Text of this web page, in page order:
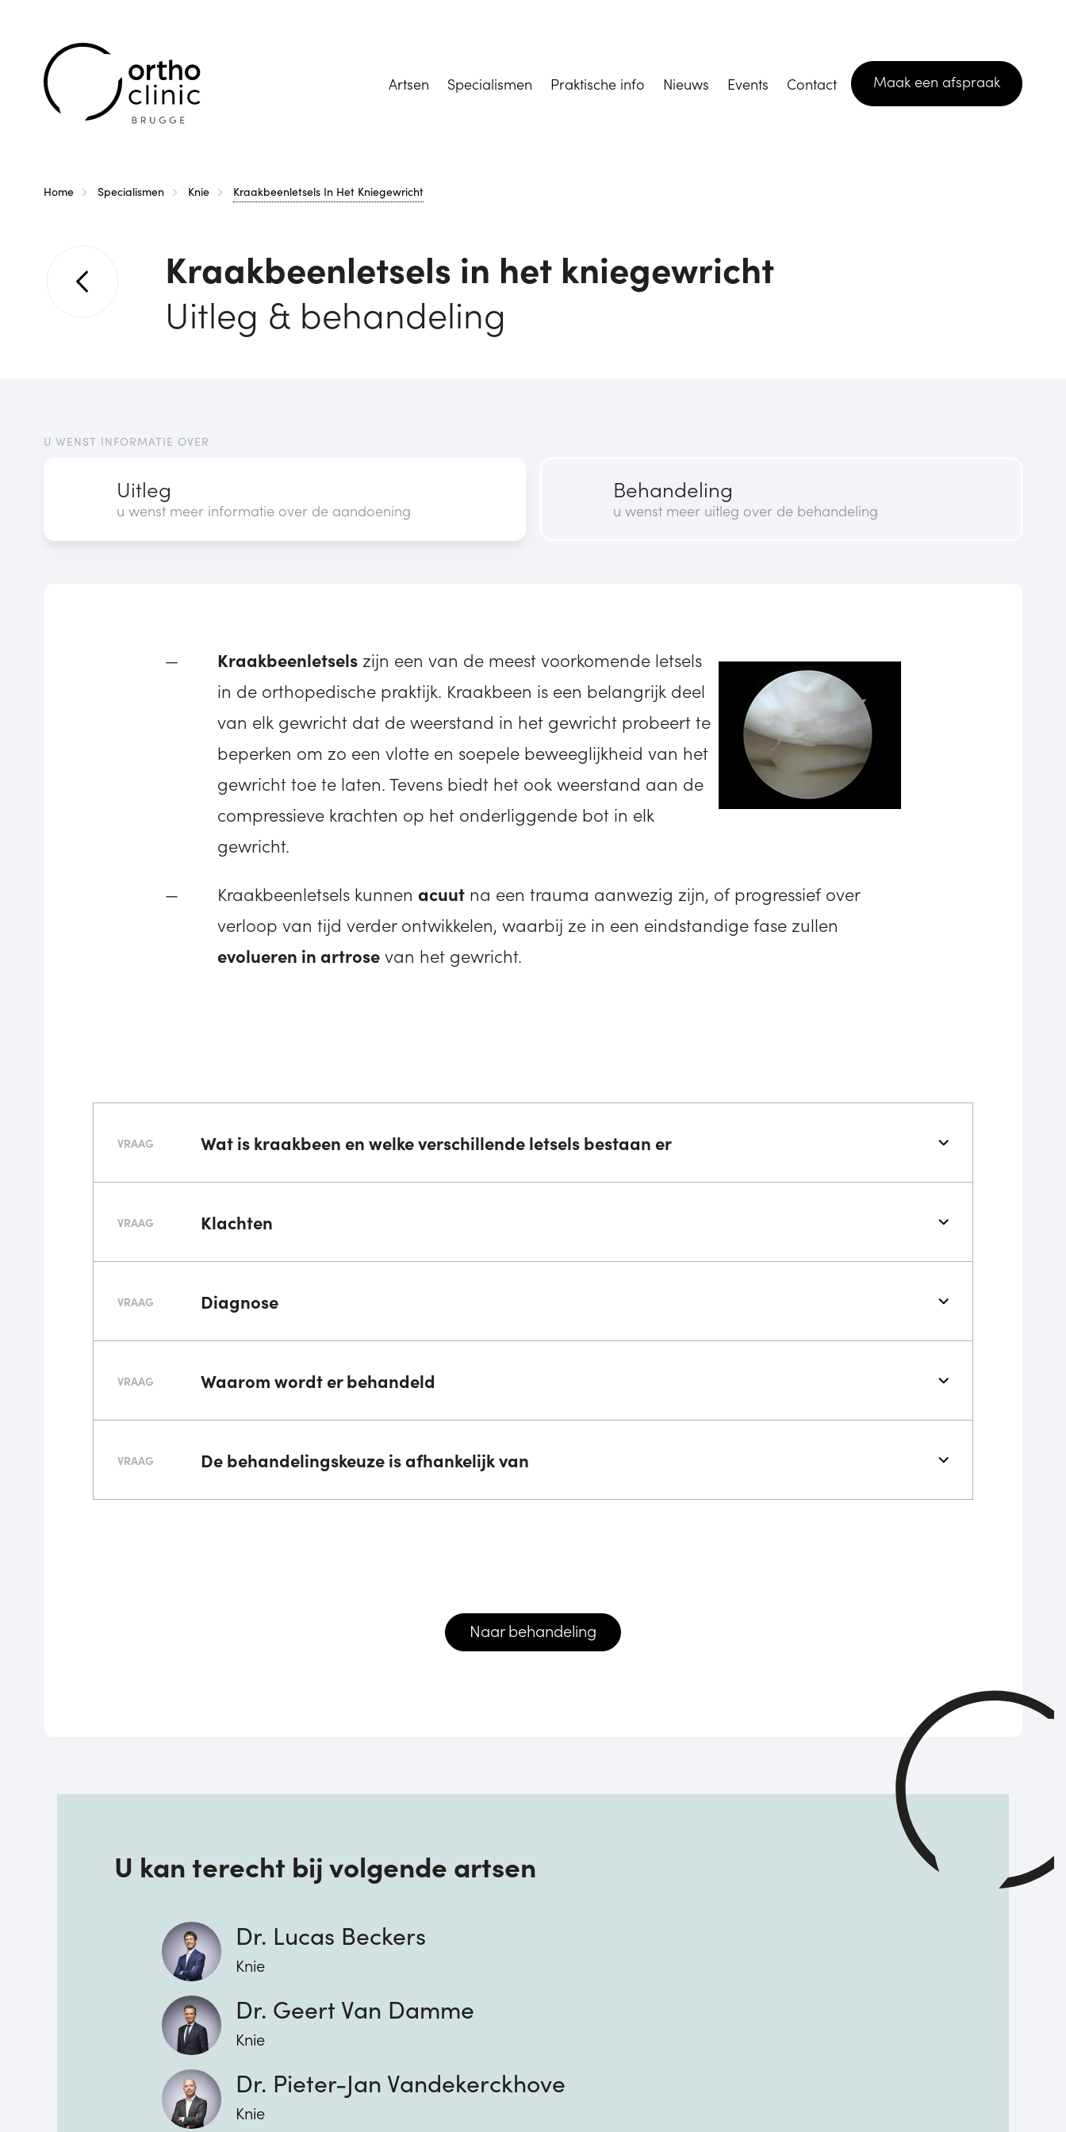
Artsen Specialismen Praktische info Nieuws Events Contact Maak een afspraak
Kruimelpad
Home Specialismen Knie Kraakbeenletsels In Het Kniegewricht
Kraakbeenletsels in het kniegewricht
Uitleg & behandeling
U WENST INFORMATIE OVER
Uitleg
u wenst meer informatie over de aandoening
Behandeling
u wenst meer uitleg over de behandeling
Kraakbeenletselszijn een van de meest voorkomende letsels
in de orthopedische praktijk. Kraakbeen is een belangrijk deel
van elk gewricht dat de weerstand in het gewricht probeert te
beperken om zo een vlotte en soepele beweeglijkheid van het
gewricht toe te laten. Tevens biedt het ook weerstand aan de
compressieve krachten op het onderliggende bot in elk
gewricht.
Kraakbeenletsels kunnen acuut na een trauma aanwezig zijn, of progressief over
verloop van tijd verder ontwikkelen, waarbij ze in een eindstandige fase zullen
evolueren in artrosevan het gewricht.
VRAAG Wat is kraakbeen en welke verschillende letsels bestaan er
VRAAG Klachten
VRAAG Diagnose
VRAAG Waarom wordt er behandeld
VRAAG De behandelingskeuze is afhankelijk van
Naar behandeling
U kan terecht bij volgende artsen
Dr. Lucas Beckers
Knie
Dr. Geert Van Damme
Knie
Dr. Pieter-Jan Vandekerckhove
Knie